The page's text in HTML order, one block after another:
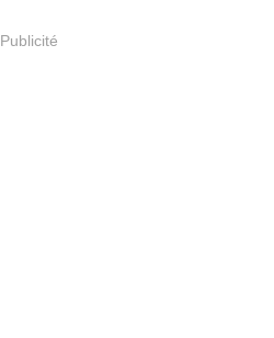
Publicité